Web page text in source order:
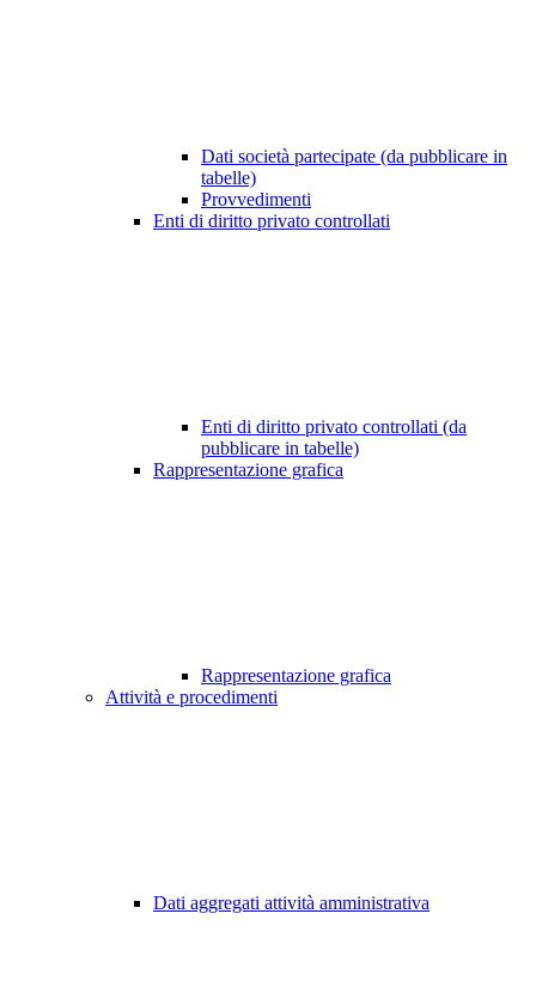
Dati società partecipate (da pubblicare in
tabelle)
Provvedimenti
Enti di diritto privato controllati
Enti di diritto privato controllati (da
pubblicare in tabelle)
Rappresentazione grafica
Rappresentazione grafica
Attività e procedimenti
Dati aggregati attività amministrativa